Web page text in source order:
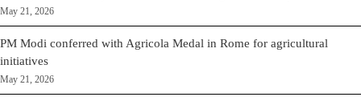
May 21, 2026
PM Modi conferred with Agricola Medal in Rome for agricultural
initiatives
May 21, 2026